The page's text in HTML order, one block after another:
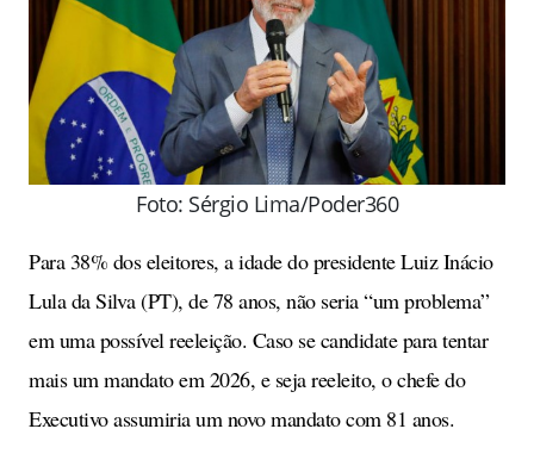
Foto: Sérgio Lima/Poder360
Para 38% dos eleitores, a idade do presidente Luiz Inácio
Lula da Silva (PT), de 78 anos, não seria “um problema”
em uma possível reeleição. Caso se candidate para tentar
mais um mandato em 2026, e seja reeleito, o chefe do
Executivo assumiria um novo mandato com 81 anos.